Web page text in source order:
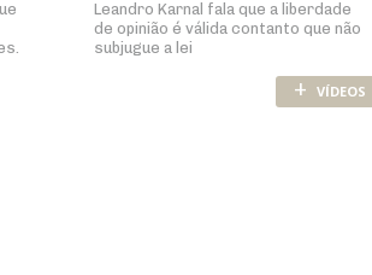
Leandro Karnal fala que a liberdade
de opinião é válida contanto que não
subjugue a lei
+ VÍDEOS